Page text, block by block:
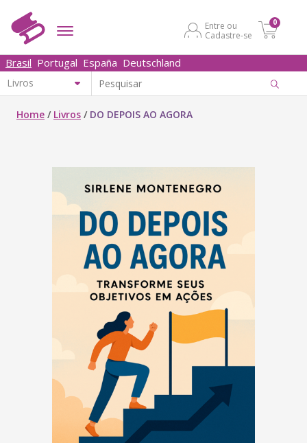
Entre ou
Cadastre-se
0
Brasil Portugal España Deutschland
Home / Livros / DO DEPOIS AO AGORA